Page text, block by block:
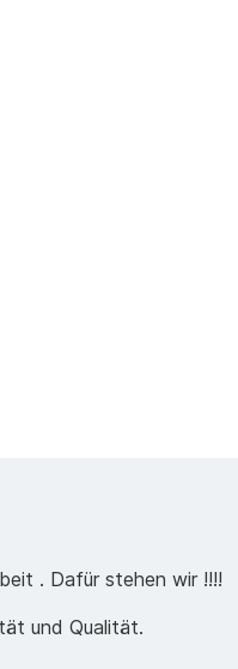
. Dafür stehen wir !!!!
und Qualität.